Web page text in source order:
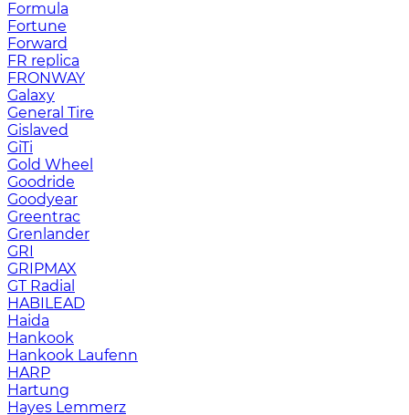
Formula
Fortune
Forward
FR replica
FRONWAY
Galaxy
General Tire
Gislaved
GiTi
Gold Wheel
Goodride
Goodyear
Greentrac
Grenlander
GRI
GRIPMAX
GT Radial
HABILEAD
Haida
Hankook
Hankook Laufenn
HARP
Hartung
Hayes Lemmerz